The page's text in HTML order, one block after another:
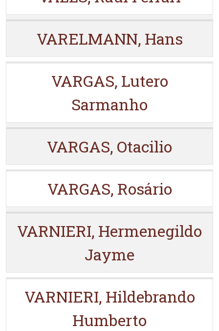
VARELMANN, Hans
VARGAS, Lutero
Sarmanho
VARGAS, Otacilio
VARGAS, Rosário
VARNIERI, Hermenegildo
Jayme
VARNIERI, Hildebrando
Humberto